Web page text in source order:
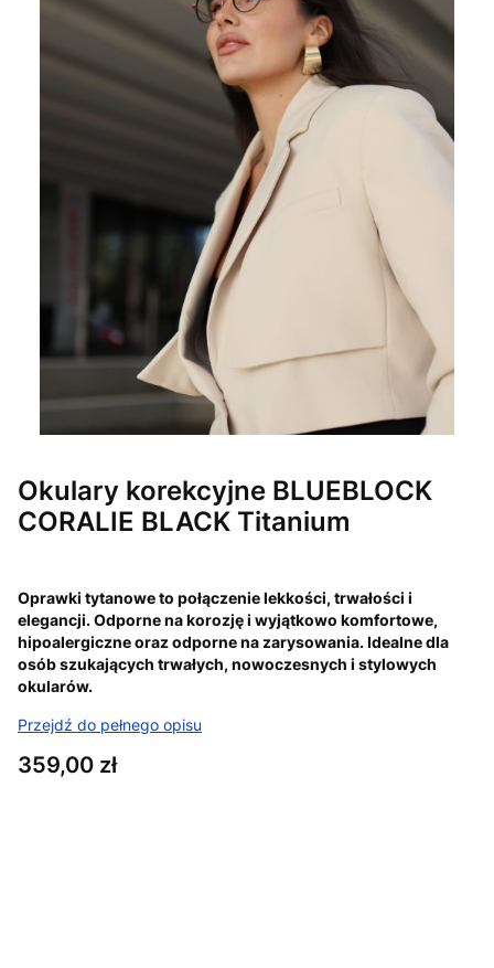
Okulary korekcyjne BLUEBLOCK
CORALIE BLACK Titanium
Oprawki tytanowe to połączenie lekkości, trwałości i
elegancji. Odporne na korozję i wyjątkowo komfortowe,
hipoalergiczne oraz odporne na zarysowania. Idealne dla
osób szukających trwałych, nowoczesnych i stylowych
okularów.
Przejdź do pełnego opisu
Cena
359,00 zł